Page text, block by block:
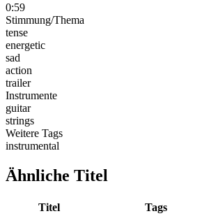
0:59
Stimmung/Thema
tense
energetic
sad
action
trailer
Instrumente
guitar
strings
Weitere Tags
instrumental
Ähnliche Titel
Titel Tags